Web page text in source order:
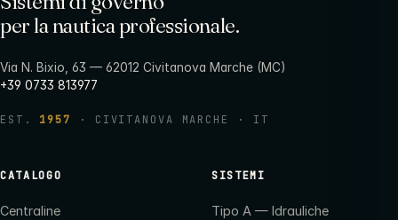
per la nautica professionale.
Via N. Bixio, 63 — 62012 Civitanova Marche (MC)
+39 0733 813977
EST. 1957 · CIVITANOVA MARCHE · IT
CATALOGO
Centraline
SISTEMI
Tipo A — Idrauliche